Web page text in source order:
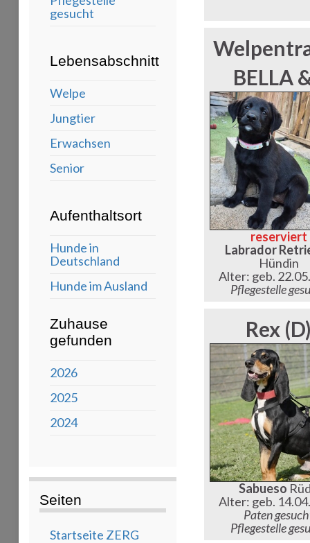
gesucht
Lebensabschnitt
Welpe
Jungtier
Erwachsen
Senior
Aufenthaltsort
Hunde in
Deutschland
Hunde im Ausland
Zuhause
gefunden
2026
2025
2024
Seiten
Startseite ZERG
BELLA
reserviert
Labrador
Hündin
Alter: geb.
Pflegestelle
Rex
Sabueso
Alter: geb.
Paten
Pflegestelle